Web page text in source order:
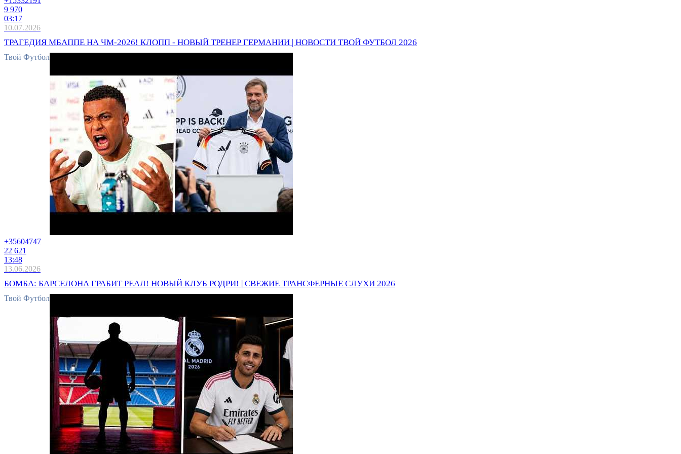
9 970
03:17
10.07.2026
ТРАГЕДИЯ МБАППЕ НА ЧМ-2026! КЛОПП - НОВЫЙ ТРЕНЕР ГЕРМАНИИ | НОВОСТИ ТВОЙ ФУТБОЛ 2026
Твой Футбол
+35604747
22 621
13:48
13.06.2026
БОМБА: БАРСЕЛОНА ГРАБИТ РЕАЛ! НОВЫЙ КЛУБ РОДРИ! | СВЕЖИЕ ТРАНСФЕРНЫЕ СЛУХИ 2026
Твой Футбол